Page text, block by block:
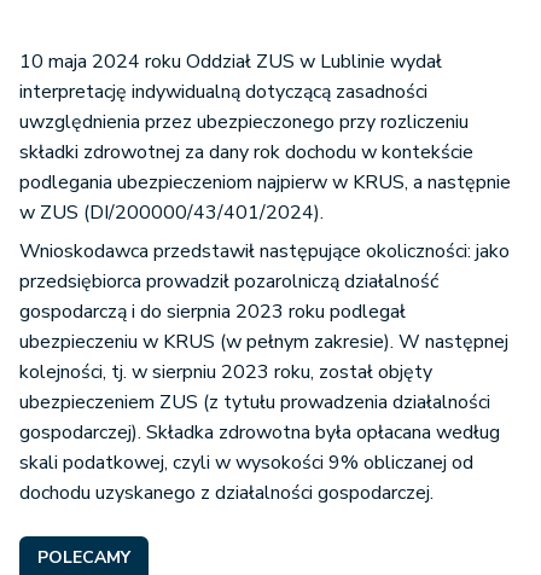
10 maja 2024 roku Oddział ZUS w Lublinie wydał
interpretację indywidualną dotyczącą zasadności
uwzględnienia przez ubezpieczonego przy rozliczeniu
składki zdrowotnej za dany rok dochodu w kontekście
podlegania ubezpieczeniom najpierw w KRUS, a następnie
w ZUS (DI/200000/43/401/2024).
Wnioskodawca przedstawił następujące okoliczności: jako
przedsiębiorca prowadził pozarolniczą działalność
gospodarczą i do sierpnia 2023 roku podlegał
ubezpieczeniu w KRUS (w pełnym zakresie). W następnej
kolejności, tj. w sierpniu 2023 roku, został objęty
ubezpieczeniem ZUS (z tytułu prowadzenia działalności
gospodarczej). Składka zdrowotna była opłacana według
skali podatkowej, czyli w wysokości 9% obliczanej od
dochodu uzyskanego z działalności gospodarczej.
POLECAMY